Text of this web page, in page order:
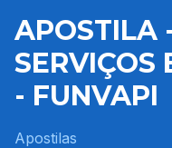
APOSTILA
SERVIÇOS
- FUNVAPI
Apostilas